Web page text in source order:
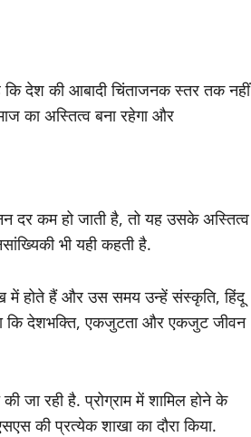
कि देश की आबादी चिंताजनक स्तर तक नहीं
का अस्तित्व बना रहेगा और
दर कम हो जाती है, तो यह उसके अस्तित्व
भी यही कहती है.
में होते हैं और उस समय उन्हें संस्कृति, हिंदू
कि देशभक्ति, एकजुटता और एकजुट जीवन
रही है. प्रोग्राम में शामिल होने के
की प्रत्येक शाखा का दौरा किया.